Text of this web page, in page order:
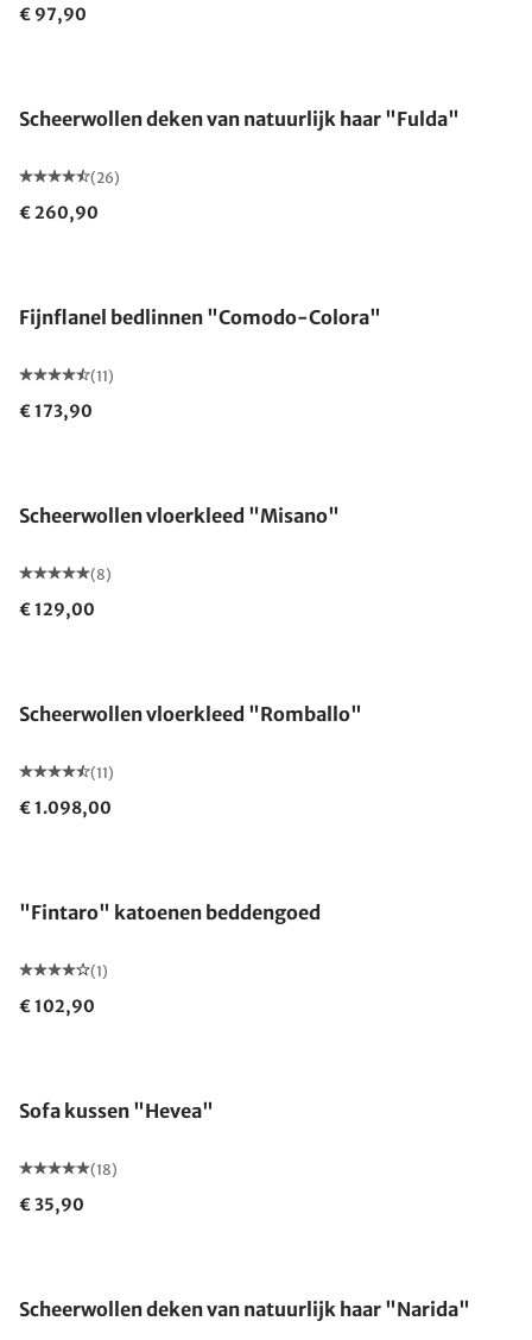
€ 97,90
Scheerwollen deken van natuurlijk haar "Fulda"
(26)
€ 260,90
Fijnflanel bedlinnen "Comodo-Colora"
(11)
€ 173,90
Scheerwollen vloerkleed "Misano"
(8)
€ 129,00
Scheerwollen vloerkleed "Romballo"
(11)
€ 1.098,00
"Fintaro" katoenen beddengoed
(1)
€ 102,90
Sofa kussen "Hevea"
(18)
€ 35,90
Scheerwollen deken van natuurlijk haar "Narida"